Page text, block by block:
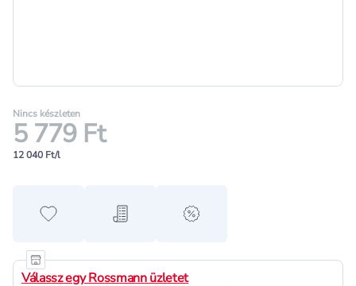
Nincs készleten
5 779 Ft
12 040 Ft/l
Hozzáadás a kedvencekhez
Hozzáadás a bevásárló listához
alert when on sale
Válassz egy Rossmann üzletet